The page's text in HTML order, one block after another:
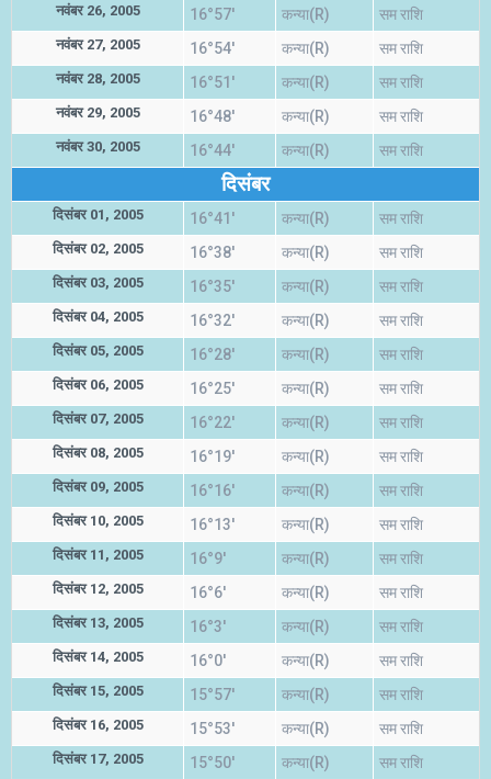
नवंबर 26, 2005 16°57' कन्या(R) सम राशि
नवंबर 27, 2005 16°54' कन्या(R) सम राशि
नवंबर 28, 2005 16°51' कन्या(R) सम राशि
नवंबर 29, 2005 16°48' कन्या(R) सम राशि
नवंबर 30, 2005 16°44' कन्या(R) सम राशि
दिसंबर
दिसंबर 01, 2005 16°41' कन्या(R) सम राशि
दिसंबर 02, 2005 16°38' कन्या(R) सम राशि
दिसंबर 03, 2005 16°35' कन्या(R) सम राशि
दिसंबर 04, 2005 16°32' कन्या(R) सम राशि
दिसंबर 05, 2005 16°28' कन्या(R) सम राशि
दिसंबर 06, 2005 16°25' कन्या(R) सम राशि
दिसंबर 07, 2005 16°22' कन्या(R) सम राशि
दिसंबर 08, 2005 16°19' कन्या(R) सम राशि
दिसंबर 09, 2005 16°16' कन्या(R) सम राशि
दिसंबर 10, 2005 16°13' कन्या(R) सम राशि
दिसंबर 11, 2005 16°9' कन्या(R) सम राशि
दिसंबर 12, 2005 16°6' कन्या(R) सम राशि
दिसंबर 13, 2005 16°3' कन्या(R) सम राशि
दिसंबर 14, 2005 16°0' कन्या(R) सम राशि
दिसंबर 15, 2005 15°57' कन्या(R) सम राशि
दिसंबर 16, 2005 15°53' कन्या(R) सम राशि
दिसंबर 17, 2005 15°50' कन्या(R) सम राशि